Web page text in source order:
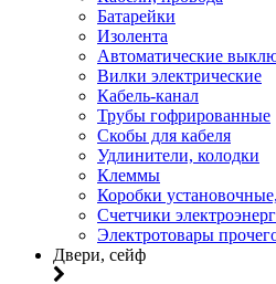
Батарейки
Изолента
Автоматические
Вилки электрические
Кабель-канал
Трубы гофрированные
Скобы для кабеля
Удлинители, колодки
Клеммы
Коробки
Счетчики
Электротовары
Двери, сейф